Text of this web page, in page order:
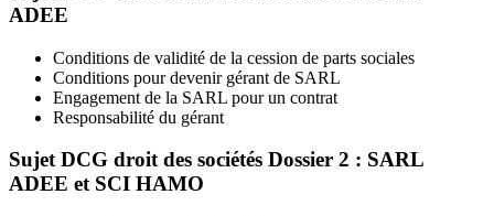
ADEE
Conditions de validité de la cession de parts sociales
Conditions pour devenir gérant de SARL
Engagement de la SARL pour un contrat
Responsabilité du gérant
Sujet DCG droit des sociétés Dossier 2 : SARL
ADEE et SCI HAMO